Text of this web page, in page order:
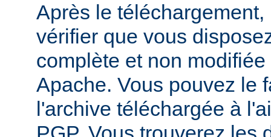
Après le
vérifier que vous
complète et non
Apache. Vous pouvez le
l'archive téléchargée à